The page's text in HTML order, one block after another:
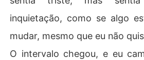
inquietação, como se algo
mudar, mesmo que eu não
O intervalo chegou, e eu